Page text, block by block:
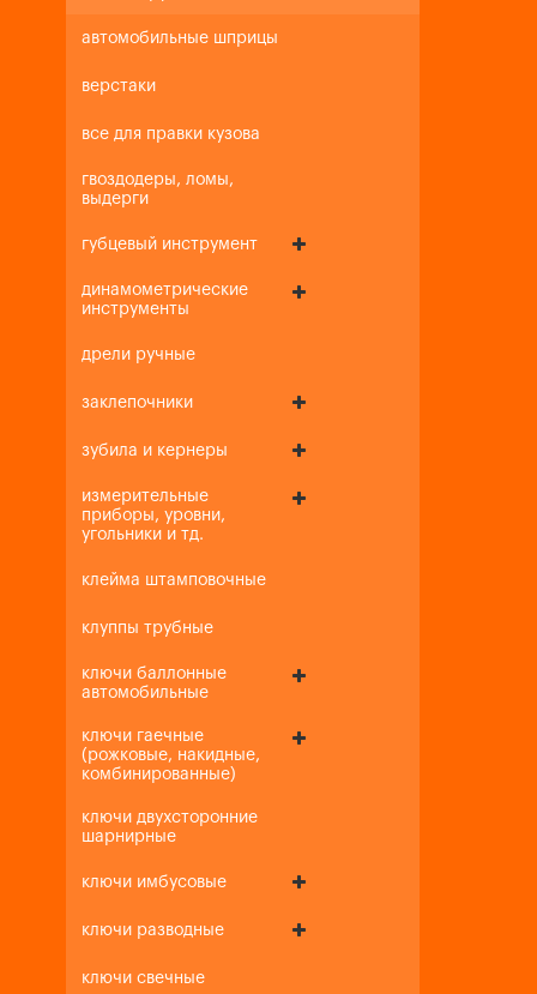
автомобильные шприцы
верстаки
все для правки кузова
гвоздодеры, ломы,
выдерги
губцевый инструмент
динамометрические
инструменты
дрели ручные
заклепочники
зубила и кернеры
измерительные
приборы, уровни,
угольники и тд.
клейма штамповочные
клуппы трубные
ключи баллонные
автомобильные
ключи гаечные
(рожковые, накидные,
комбинированные)
ключи двухсторонние
шарнирные
ключи имбусовые
ключи разводные
ключи свечные